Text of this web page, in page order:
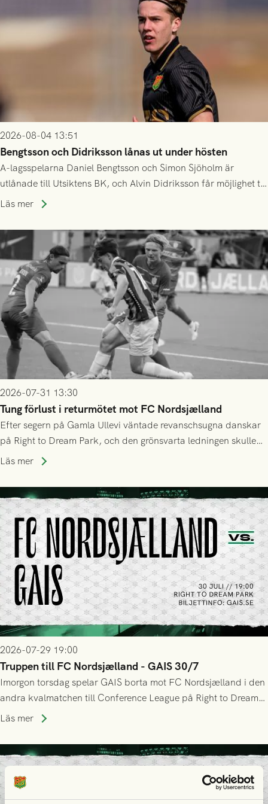
2026-08-04 13:51
Bengtsson och Didriksson lånas ut under hösten
A-lagsspelarna Daniel Bengtsson och Simon Sjöholm är
utlånade till Utsiktens BK, och Alvin Didriksson får möjlighet till
speltid i Hestrafors genom föreningssamarbete.
Läs mer
2026-07-31 13:30
Tung förlust i returmötet mot FC Nordsjælland
Efter segern på Gamla Ullevi väntade revanschsugna danskar
på Right to Dream Park, och den grönsvarta ledningen skulle
upphöra efter mindre än kvarten spelad. På lika mark visade
tennissiffror och det grönsvarta europaäventyret tog slut.
Läs mer
2026-07-29 19:00
Truppen till FC Nordsjælland - GAIS 30/7
Imorgon torsdag spelar GAIS borta mot FC Nordsjælland i den
andra kvalmatchen till Conference League på Right to Dream
Park! Fredrik Holmberg och ledarstaben har tagit ut följande
Läs mer